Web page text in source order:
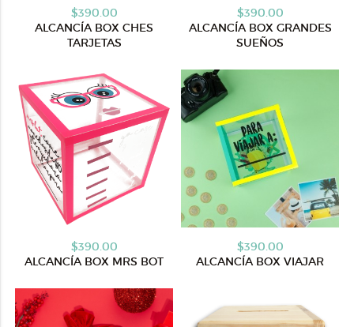
$390.00
ALCANCÍA BOX CHES
TARJETAS
$390.00
ALCANCÍA BOX GRANDES
SUEÑOS
$390.00
ALCANCÍA BOX MRS BOT
$390.00
ALCANCÍA BOX VIAJAR